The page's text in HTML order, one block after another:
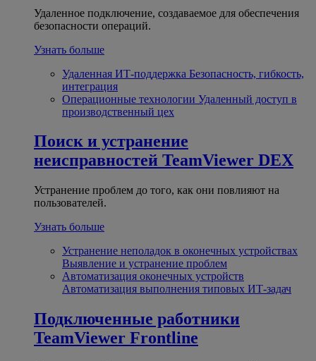
Удаленное подключение, создаваемое для обеспечения
безопасности операций.
Узнать больше
Удаленная ИТ-поддержка Безопасность, гибкость,
интеграция
Операционные технологии Удаленный доступ в
производственный цех
Поиск и устранение
неисправностей TeamViewer DEX
Устранение проблем до того, как они повлияют на
пользователей.
Узнать больше
Устранение неполадок в оконечных устройствах
Выявление и устранение проблем
Автоматизация оконечных устройств
Автоматизация выполнения типовых ИТ-задач
Подключенные работники
TeamViewer Frontline